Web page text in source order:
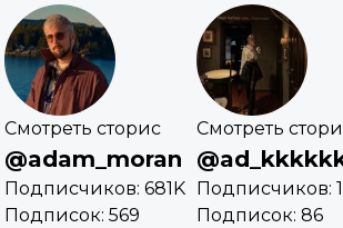
Смотреть сторис
@adam_moran
Подписчиков: 681K
Подписок: 569
Смотреть
Подписчиков:
Подписок: 86